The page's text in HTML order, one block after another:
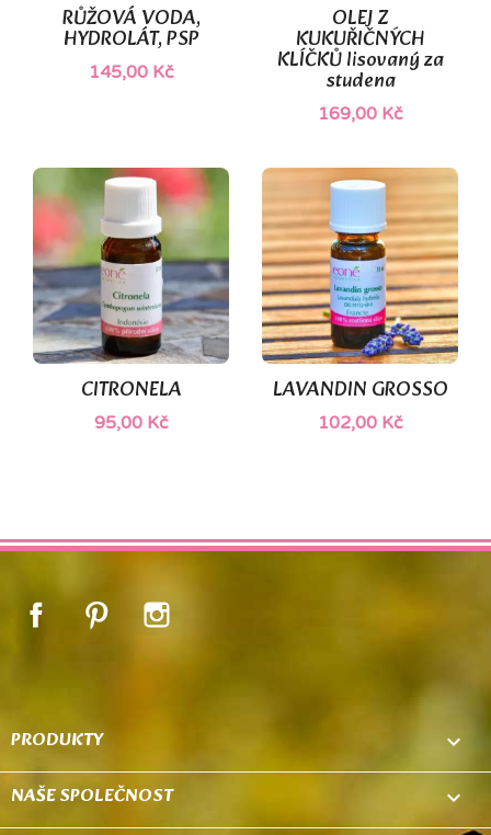
RŮŽOVÁ VODA,
HYDROLÁT, PSP
145,00 Kč
OLEJ Z
KUKUŘIČNÝCH
KLÍČKŮ lisovaný za
studena
169,00 Kč
CITRONELA
95,00 Kč
LAVANDIN GROSSO
102,00 Kč
FacebookPinterest
PRODUKTY 
NAŠE SPOLEČNOST 